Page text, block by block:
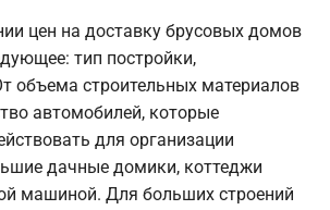
цен на доставку брусовых домов
тип постройки,
объема строительных материалов
автомобилей, которые
для организации
дачные домики, коттеджи
машиной. Для больших строений